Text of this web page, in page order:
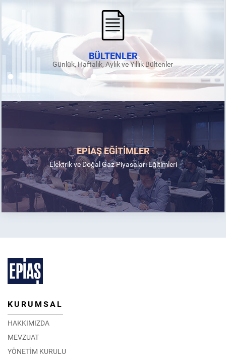
BÜLTENLER
Günlük, Haftalık, Aylık ve Yıllık Bültenler
EPİAŞ EĞİTİMLER
Elektrik ve Doğal Gaz Piyasaları Eğitimleri
KURUMSAL
HAKKIMIZDA
MEVZUAT
YÖNETİM KURULU